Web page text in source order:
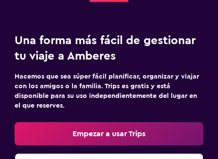
Una forma más fácil de gestionar
tu viaje a Amberes
Hacemos que sea súper fácil planificar, organizar y viajar
con los amigos o la familia. Trips es gratis y está
disponible para su uso independientemente del lugar en
el que reserves.
Empezar a usar Trips